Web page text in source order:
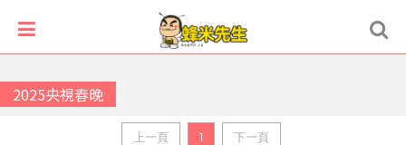
2025央視春晚
上一頁 1 下一頁